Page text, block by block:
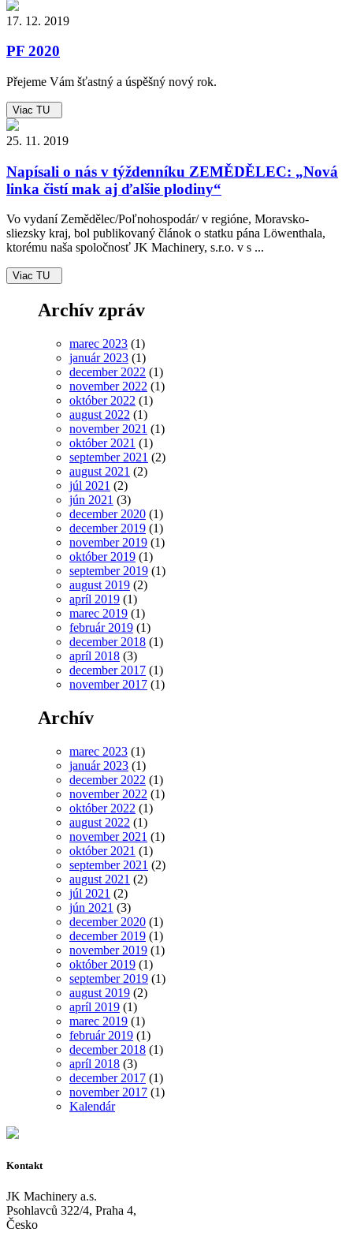
17. 12. 2019
PF 2020
Přejeme Vám šťastný a úspěšný nový rok.
Viac TU
25. 11. 2019
Napísali o nás v týždenníku ZEMĚDĚLEC: „Nová
linka čistí mak aj ďalšie plodiny“
Vo vydaní Zemědělec/Poľnohospodár/ v regióne, Moravsko-
sliezsky kraj, bol publikovaný článok o statku pána Löwenthala,
ktorému naša spoločnosť JK Machinery, s.r.o. v s ...
Viac TU
Archív zpráv
marec 2023 (1)
január 2023 (1)
december 2022 (1)
november 2022 (1)
október 2022 (1)
august 2022 (1)
november 2021 (1)
október 2021 (1)
september 2021 (2)
august 2021 (2)
júl 2021 (2)
jún 2021 (3)
december 2020 (1)
december 2019 (1)
november 2019 (1)
október 2019 (1)
september 2019 (1)
august 2019 (2)
apríl 2019 (1)
marec 2019 (1)
február 2019 (1)
december 2018 (1)
apríl 2018 (3)
december 2017 (1)
november 2017 (1)
Archív
marec 2023 (1)
január 2023 (1)
december 2022 (1)
november 2022 (1)
október 2022 (1)
august 2022 (1)
november 2021 (1)
október 2021 (1)
september 2021 (2)
august 2021 (2)
júl 2021 (2)
jún 2021 (3)
december 2020 (1)
december 2019 (1)
november 2019 (1)
október 2019 (1)
september 2019 (1)
august 2019 (2)
apríl 2019 (1)
marec 2019 (1)
február 2019 (1)
december 2018 (1)
apríl 2018 (3)
december 2017 (1)
november 2017 (1)
Kalendár
Kontakt
JK Machinery a.s.
Psohlavců 322/4, Praha 4,
Česko